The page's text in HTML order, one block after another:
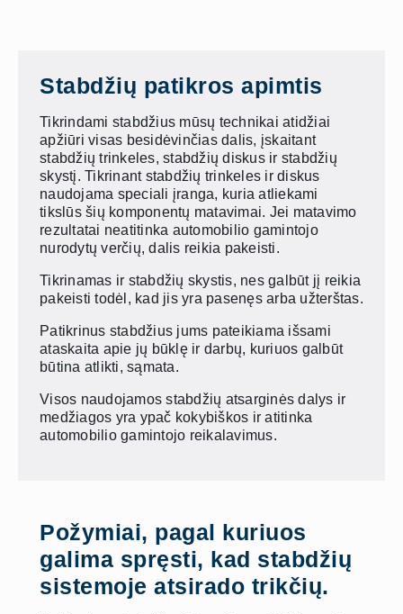
Stabdžių patikros apimtis
Tikrindami stabdžius mūsų technikai atidžiai
apžiūri visas besidėvinčias dalis, įskaitant
stabdžių trinkeles, stabdžių diskus ir stabdžių
skystį. Tikrinant stabdžių trinkeles ir diskus
naudojama speciali įranga, kuria atliekami
tikslūs šių komponentų matavimai. Jei matavimo
rezultatai neatitinka automobilio gamintojo
nurodytų verčių, dalis reikia pakeisti.
Tikrinamas ir stabdžių skystis, nes galbūt jį reikia
pakeisti todėl, kad jis yra pasenęs arba užterštas.
Patikrinus stabdžius jums pateikiama išsami
ataskaita apie jų būklę ir darbų, kuriuos galbūt
būtina atlikti, sąmata.
Visos naudojamos stabdžių atsarginės dalys ir
medžiagos yra ypač kokybiškos ir atitinka
automobilio gamintojo reikalavimus.
Požymiai, pagal kuriuos
galima spręsti, kad stabdžių
sistemoje atsirado trikčių.